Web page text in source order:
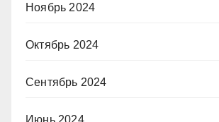
Ноябрь 2024
Октябрь 2024
Сентябрь 2024
Июнь 2024